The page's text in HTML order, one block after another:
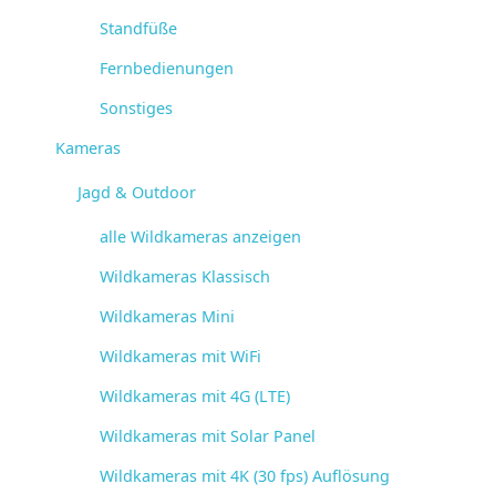
Standfüße
Fernbedienungen
Sonstiges
Kameras
Jagd & Outdoor
alle Wildkameras anzeigen
Wildkameras Klassisch
Wildkameras Mini
Wildkameras mit WiFi
Wildkameras mit 4G (LTE)
Wildkameras mit Solar Panel
Wildkameras mit 4K (30 fps) Auflösung